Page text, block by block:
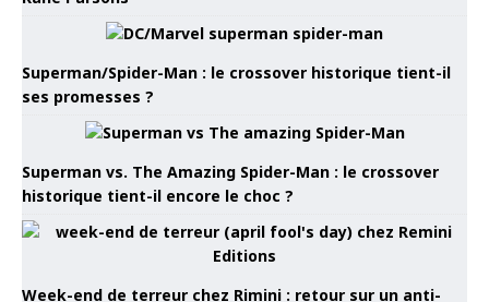
Superman/Spider-Man : le crossover historique tient-il
ses promesses ?
Superman vs. The Amazing Spider-Man : le crossover
historique tient-il encore le choc ?
Week-end de terreur chez Rimini : retour sur un anti-